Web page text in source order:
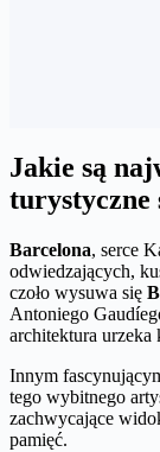
Jakie są
Barcelona, serce
odwiedzających,
czoło wysuwa się
Antoniego
architektura urzeka
Innym
tego wybitnego
zachwycające
pamięć.